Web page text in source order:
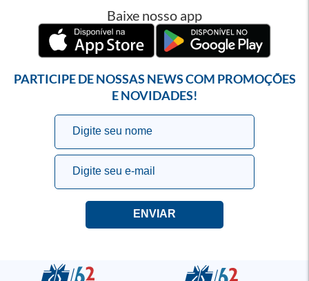
Baixe nosso app
PARTICIPE DE NOSSAS NEWS COM PROMOÇÕES
E NOVIDADES!